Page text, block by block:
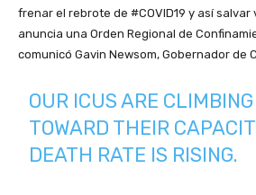
frenar el rebrote de #COVID19 y así salvar
anuncia una Orden Regional de
comunicó Gavin Newsom, Gobernador de
OUR ICUS ARE
TOWARD THEIR
DEATH RATE IS RISING.